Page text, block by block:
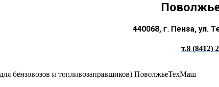
440068, г. Пенза, ул.
т.8 (8412)